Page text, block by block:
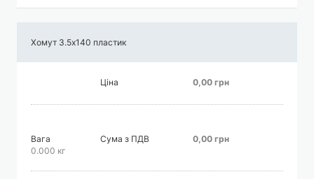
Хомут 3.5х140 пластик
Ціна 0,00 грн
Вага
0.000 кг
Сума з ПДВ 0,00 грн